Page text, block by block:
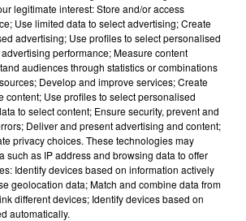
VITAA
Viens On Essaie
TEMPER CITY
Self Aware
legitimate interest: Store and/or access
Use limited data to select advertising; Create
advertising; Use profiles to select personalised
performance; Measure content
audiences through statistics or combinations
Develop and improve services; Create
content; Use profiles to select personalised
to select content; Ensure security, prevent and
Deliver and present advertising and content;
privacy choices. These technologies may
such as IP address and browsing data to offer
Identify devices based on information actively
geolocation data; Match and combine data from
different devices; Identify devices based on
automatically.